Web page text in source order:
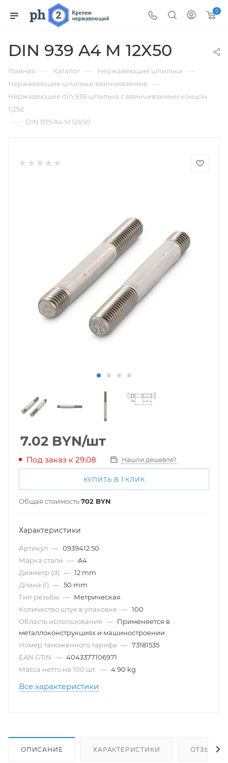
0
DIN 939 A4 M 12X50
Главная — Каталог — Нержавеющие шпильки —
Нержавеющие шпильки ввинчиваемые —
Нержавеющие din 939 шпилька с ввинчиваемым концом
1,25d
— DIN 939 A4 M 12X50
7.02 BYN/шт
Под заказ к 29.08 Нашли дешевле?
КУПИТЬ В 1 КЛИК
Общая стоимость702 BYN
Характеристики
Артикул — 0939412 50
Марка стали — A4
Диаметр (d) — 12 mm
Длина (l) — 50 mm
Тип резьбы — Метрическая
Количество штук в упаковке — 100
Область использования — Применяется в
металлоконструкциях и машиностроении
Номер таможенного тарифа — 73181535
EAN GTIN
— 4043377106971
Масса нетто на 100 шт.
— 4.90 kg
Все характеристики
ОПИСАНИЕ ХАРАКТЕРИСТИКИ ОТЗЫВЫ